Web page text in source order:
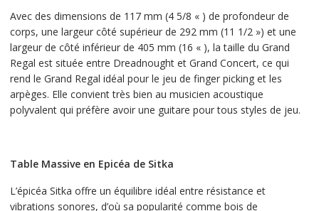
Avec des dimensions de 117 mm (4 5/8 « ) de profondeur de
corps, une largeur côté supérieur de 292 mm (11 1/2 ») et une
largeur de côté inférieur de 405 mm (16 « ), la taille du Grand
Regal est située entre Dreadnought et Grand Concert, ce qui
rend le Grand Regal idéal pour le jeu de finger picking et les
arpèges. Elle convient très bien au musicien acoustique
polyvalent qui préfère avoir une guitare pour tous styles de jeu.
Table Massive en Epicéa de Sitka
L’épicéa Sitka offre un équilibre idéal entre résistance et
vibrations sonores, d’où sa popularité comme bois de